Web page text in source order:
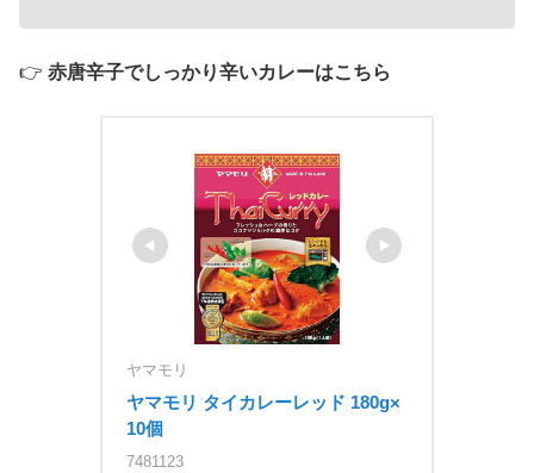
👉 赤唐辛子でしっかり辛いカレーはこちら
ヤマモリ
ヤマモリ タイカレーレッド 180g×
10個
7481123